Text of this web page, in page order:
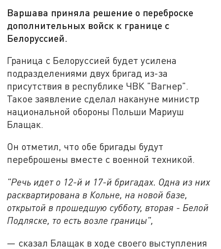
Варшава приняла решение о переброске
дополнительных войск к границе с
Белоруссией.
Граница с Белоруссией будет усилена
подразделениями двух бригад из-за
присутствия в республике ЧВК "Вагнер".
Такое заявление сделал накануне министр
национальной обороны Польши Мариуш
Блащак.
Он отметил, что обе бригады будут
переброшены вместе с военной техникой.
"Речь идет о 12-й и 17-й бригадах. Одна из них
расквартирована в Кольне, на новой базе,
открытой в прошедшую субботу, вторая - Белой
Подляске, то есть возле границы",
— сказал Блащак в ходе своего выступления